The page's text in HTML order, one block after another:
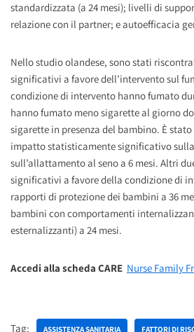
standardizzata (a 24 mesi); livelli di
relazione con il partner; e autoefficacia
Nello studio olandese, sono stati
significativi a favore dell’intervento sul
condizione di intervento hanno fumato
hanno fumato meno sigarette al giorno
sigarette in presenza del bambino. È
impatto statisticamente significativo
sull’allattamento al seno a 6 mesi. Altri
significativi a favore della condizione di
rapporti di protezione dei bambini a 36
bambini con comportamenti
esternalizzanti) a 24 mesi.
Accedi alla scheda CARE Nurse Family
Tag: ASSISTENZA SANITARIA FATTORI DI